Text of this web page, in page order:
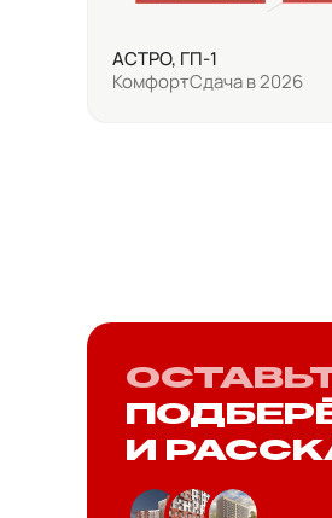
АСТРО, ГП-1
КомфортСдача в 2026
И